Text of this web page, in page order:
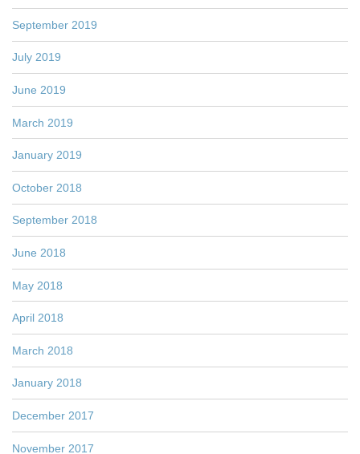
September 2019
July 2019
June 2019
March 2019
January 2019
October 2018
September 2018
June 2018
May 2018
April 2018
March 2018
January 2018
December 2017
November 2017